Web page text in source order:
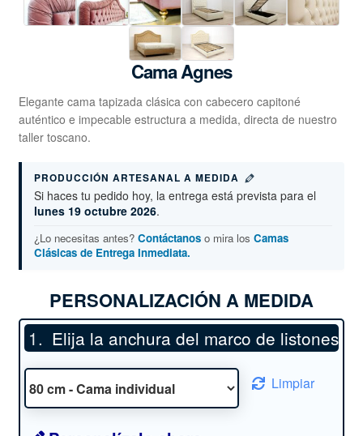
Cama Agnes
Elegante cama tapizada clásica con cabecero capitoné
auténtico e impecable estructura a medida, directa de nuestro
taller toscano.
PRODUCCIÓN ARTESANAL A MEDIDA
Si haces tu pedido hoy, la entrega está prevista para el
lunes 19 octubre 2026.
¿Lo necesitas antes? Contáctanoso mira los Camas
Clásicas de Entrega Inmediata.
PERSONALIZACIÓN A MEDIDA
Elija la anchura del marco de listones
Limpiar